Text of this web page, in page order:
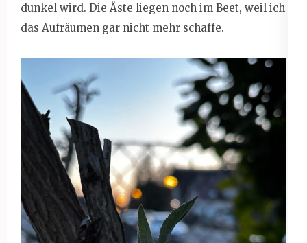
dunkel wird. Die Äste liegen noch im Beet, weil ich
das Aufräumen gar nicht mehr schaffe.